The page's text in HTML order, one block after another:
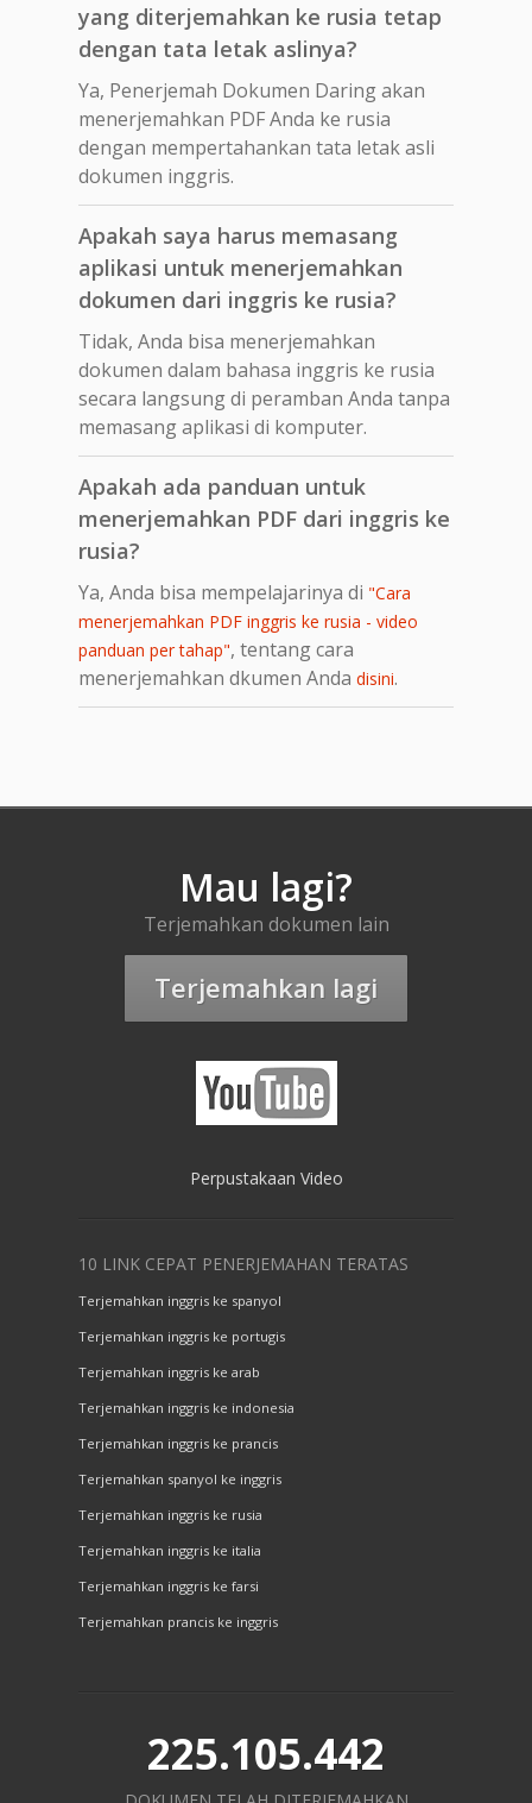
yang diterjemahkan ke rusia tetap
dengan tata letak aslinya?
Ya, Penerjemah Dokumen Daring akan
menerjemahkan PDF Anda ke rusia
dengan mempertahankan tata letak asli
dokumen inggris.
Apakah saya harus memasang
aplikasi untuk menerjemahkan
dokumen dari inggris ke rusia?
Tidak, Anda bisa menerjemahkan
dokumen dalam bahasa inggris ke rusia
secara langsung di peramban Anda tanpa
memasang aplikasi di komputer.
Apakah ada panduan untuk
menerjemahkan PDF dari inggris ke
rusia?
Ya, Anda bisa mempelajarinya di "Cara
menerjemahkan PDF inggris ke rusia - video
panduan per tahap", tentang cara
menerjemahkan dkumen Anda disini.
Mau lagi?
Terjemahkan dokumen lain
Terjemahkan lagi
Perpustakaan Video
10 LINK CEPAT PENERJEMAHAN TERATAS
Terjemahkan inggris ke spanyol
Terjemahkan inggris ke portugis
Terjemahkan inggris ke arab
Terjemahkan inggris ke indonesia
Terjemahkan inggris ke prancis
Terjemahkan spanyol ke inggris
Terjemahkan inggris ke rusia
Terjemahkan inggris ke italia
Terjemahkan inggris ke farsi
Terjemahkan prancis ke inggris
225.105.442